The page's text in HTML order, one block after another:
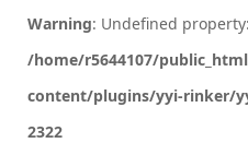
Warning: Undefined
/home/r5644107/
content/plugins/yyi-rinker/
2322